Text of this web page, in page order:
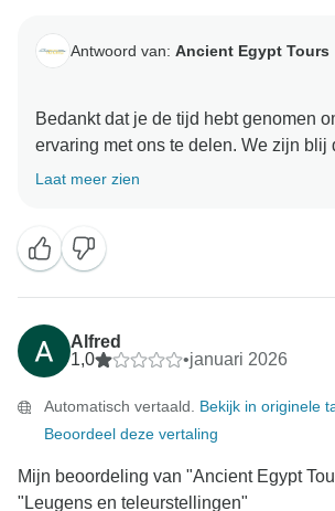
Antwoord van: Ancient Egypt Tours
Bedankt dat je de tijd hebt genomen
ervaring met ons te delen. We zijn blij
avontuur hebt genoten. Je feedback
je hier binnenkort weer te mogen
Oude Egypte Tours Team
Laat meer zien
Alfred
1,0
•januari 2026
Automatisch vertaald. Bekijk in originele
Beoordeel deze vertaling
Mijn beoordeling van "Ancient Egypt
"Leugens en teleurstellingen"